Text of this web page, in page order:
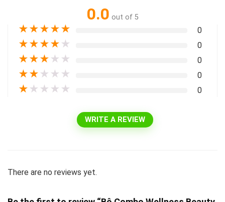
0.0 out of 5
★★★★★ 0
★★★★ ★ 0
★★★ ★ ★ 0
★★ ★ ★ ★ 0
★ ★ ★ ★ ★ 0
WRITE A REVIEW
There are no reviews yet.